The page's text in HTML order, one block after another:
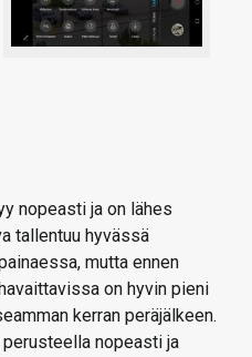
nopeasti ja on lähes
tallentuu hyvässä
mutta ennen
on hyvin pieni
kerran peräjälkeen.
nopeasti ja